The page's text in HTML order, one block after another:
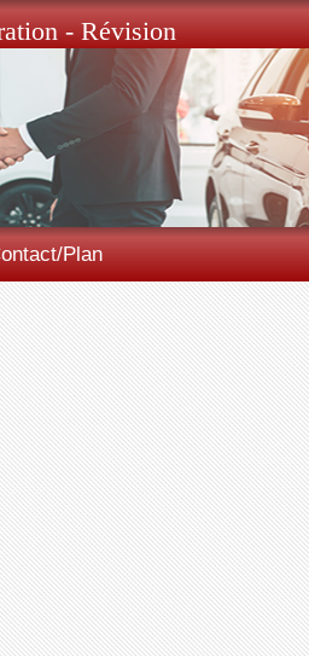
- Révision
Plan